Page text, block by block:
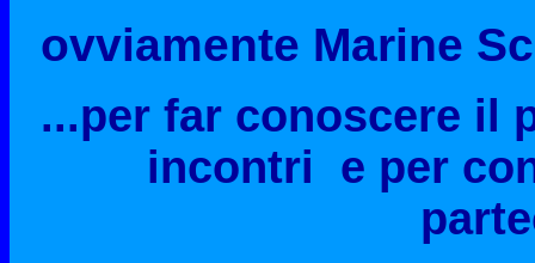
ovviamente Marine
...per far conoscere il
incontri e per